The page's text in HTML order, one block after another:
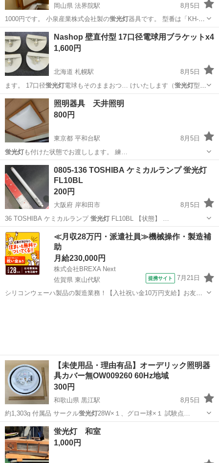
岡山県 法界院駅
8月5日
1000円です。 小泉産業株式会社製の蛍光灯器具です。 型番は「KH-
2466」で…
岡山 岡山市 法界院駅 照明器具
Nashop 壁直付型 17口径電球用ブラケットx4
1,600円
北海道 札幌駅
8月5日
ます。 17口径蛍光灯電球もそのままおつ… けいたします（蛍光灯型電
球だけでもメル…
北海道 札幌市 札幌駅 照明器具
照明器具 天井照明
800円
東京都 平和台駅
8月5日
蛍光灯
も付けた状態でお渡しします。 練…
東京 練馬区
0805-136 TOSHIBA ケミカルランプ 蛍光灯
FL10BL
200円
大阪府 岸和田市
8月5日
36 TOSHIBA ケミカルランプ 蛍光灯 FL10BL 【状態】 …
大阪 岸和田市 照明器具 蛍光灯
≪月収28万円・派遣社員≫機械操作・製造補
助
月給230,000円
株式会社BREXA Next
佐賀県 東山代駅
提携サイト 7月21日
シリコンウェーハ製品の製造業務！【入社祝い金10万円支給】お友達
【未使用品・理由有品】オーデリック照明器
具カバー無OW009260 60Hz地域
300円
和歌山県 黒江駅
8月5日
約1,303g 付属品 サークル蛍光灯 28W×１、グロー球×１ 試験点…
和歌山 海南市 黒江駅 生活家電
蛍光灯 和室
1,000円